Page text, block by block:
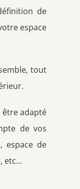
de
espace
tout
être adapté
de vos
espace de
etc…